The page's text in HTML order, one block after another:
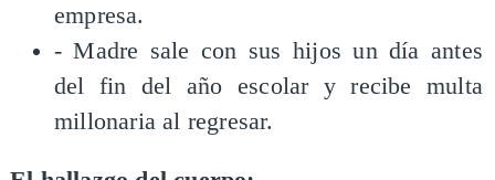
empresa.
- Madre sale con sus hijos un día antes
del fin del año escolar y recibe multa
millonaria al regresar.